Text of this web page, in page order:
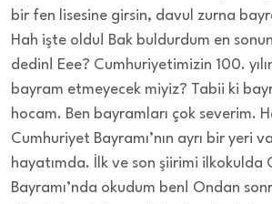
bir fen lisesine girsin, davul zurna
Hah işte oldu! Bak buldurdum en
dedin! Eee? Cumhuriyetimizin 100.
bayram etmeyecek miyiz? Tabii ki
hocam. Ben bayramları çok severim.
Cumhuriyet Bayramı’nın ayrı bir yeri
hayatımda. İlk ve son şiirimi ilkokulda
Bayramı’nda okudum ben! Ondan